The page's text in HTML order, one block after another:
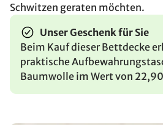
Schwitzen geraten möchten.
Unser Geschenk für Sie
Beim Kauf dieser Bettdecke
praktische
Baumwolle im Wert von